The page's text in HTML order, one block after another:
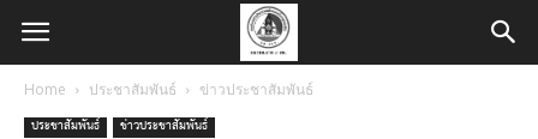
Home ประชาสัมพันธ์ ข่าวประชาสัมพันธ์
ประชาสัมพันธ์ ข่าวประชาสัมพันธ์